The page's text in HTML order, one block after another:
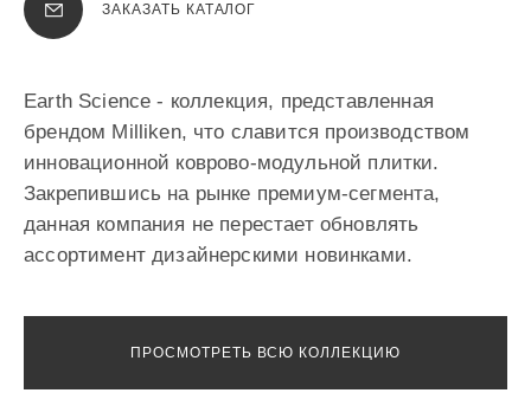
ЗАКАЗАТЬ КАТАЛОГ
Earth Science - коллекция, представленная
брендом Milliken, что славится производством
инновационной коврово-модульной плитки.
Закрепившись на рынке премиум-сегмента,
данная компания не перестает обновлять
ассортимент дизайнерскими новинками.
ПРОСМОТРЕТЬ ВСЮ КОЛЛЕКЦИЮ